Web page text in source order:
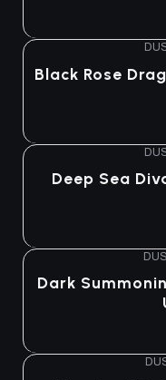
Black Rose
Deep Sea
Dark